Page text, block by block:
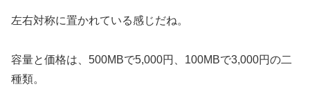
左右対称に置かれている感じだね。
容量と価格は、500MBで5,000円、100MBで3,000円の二
種類。